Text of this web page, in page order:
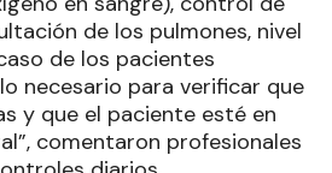
de los pulmones, nivel
de los pacientes
necesario para verificar que
y que el paciente esté en
comentaron profesionales